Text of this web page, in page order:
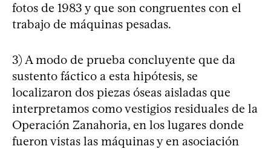
fotos de 1983 y que son congruentes con el
trabajo de máquinas pesadas.
3) A modo de prueba concluyente que da
sustento fáctico a esta hipótesis, se
localizaron dos piezas óseas aisladas que
interpretamos como vestigios residuales de la
Operación Zanahoria, en los lugares donde
fueron vistas las máquinas y en asociación